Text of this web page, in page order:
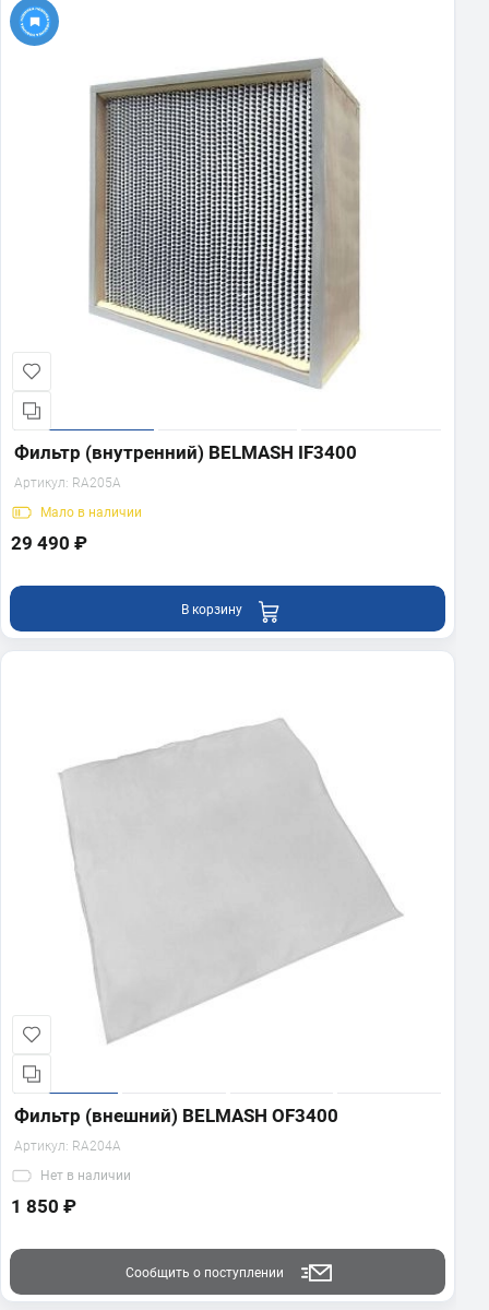
Фильтр (внутренний) BELMASH IF3400
Артикул: RA205A
Мало в наличии
29 490 ₽
В корзину
Фильтр (внешний) BELMASH OF3400
Артикул: RA204A
Нет в наличии
1 850 ₽
Сообщить о поступлении